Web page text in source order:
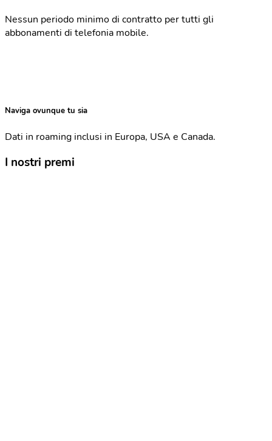
Nessun periodo minimo di contratto per tutti gli
abbonamenti di telefonia mobile.
Naviga ovunque tu sia
Dati in roaming inclusi in Europa, USA e Canada.
I nostri premi